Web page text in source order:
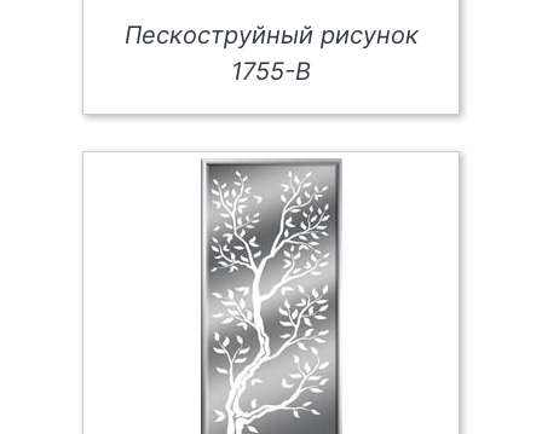
Пескоструйный рисунок
1755-В